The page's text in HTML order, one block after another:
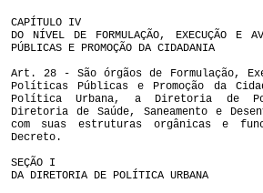
CAPÍTULO IV
DO NÍVEL DE FORMULAÇÃO, EXECUÇÃO E
PÚBLICAS E PROMOÇÃO DA CIDADANIA
Art. 28 - São órgãos de Formulação,
Políticas Públicas e Promoção da
Política Urbana, a Diretoria de
Diretoria de Saúde, Saneamento e
com suas estruturas orgânicas e
Decreto.
SEÇÃO I
DA DIRETORIA DE POLÍTICA URBANA